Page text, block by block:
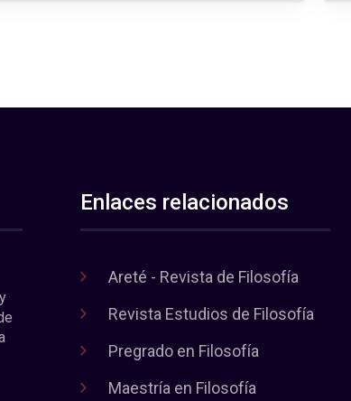
Enlaces relacionados
Areté - Revista de Filosofía
Revista Estudios de Filosofía
Pregrado en Filosofía
Maestría en Filosofía